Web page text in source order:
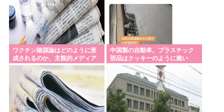
ワクチン陰謀論はどのように形
成されるのか、主観的メディア
リテラシーとメディア不信「ワ
クチンにマイクロチップが埋め
込まれている」
中国製の自動車。プラスチック
部品はクッキーのように脆い